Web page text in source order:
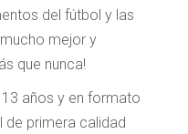
del fútbol y las
mejor y
que nunca!
años y en formato
de primera calidad